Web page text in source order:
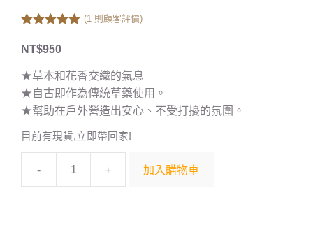
5
(1 則顧客評價)
NT$950
★草本和花香交織的氣息
★自古即作為傳統草藥使用。
★幫助在戶外營造出安心、不受打擾的氛圍。
目前有現貨,立即帶回家!
- + 加入購物車